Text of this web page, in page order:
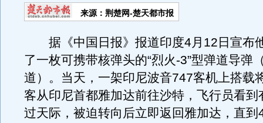
来源：荆楚网-楚天都市报
据《中国日报》报道印度4月12日宣布
了一枚可携带核弹头的“烈火-3”型弹道导弹
道）。当天，一架印尼波音747客机上搭载
客从印尼首都雅加达前往沙特，飞行员看到
过天际，被迫转向后立即返回雅加达，直到